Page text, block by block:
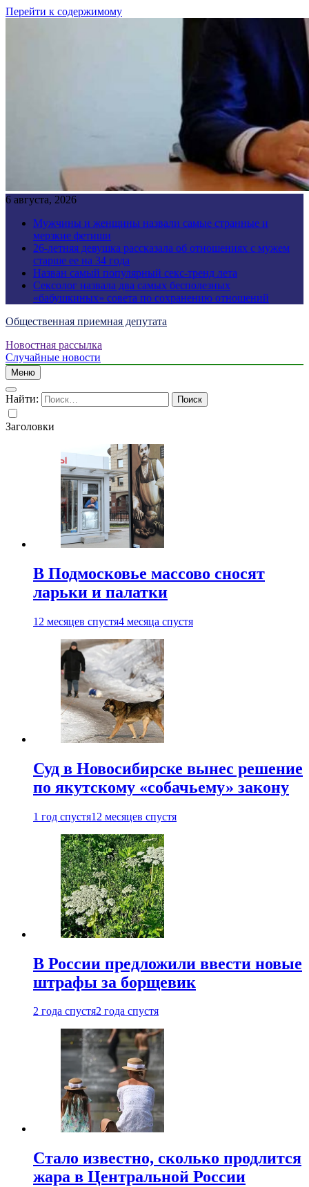
Перейти к содержимому
6 августа, 2026
Мужчины и женщины назвали самые странные и
мерзкие фетиши
26-летняя девушка рассказала об отношениях с мужем
старше ее на 34 года
Назван самый популярный секс-тренд лета
Сексолог назвала два самых бесполезных
«бабушкиных» совета по сохранению отношений
Общественная приемная депутата
Новостная рассылка
Случайные новости
Меню
Найти:
Заголовки
В Подмосковье массово сносят
ларьки и палатки
12 месяцев спустя4 месяца спустя
Суд в Новосибирске вынес решение
по якутскому «собачьему» закону
1 год спустя12 месяцев спустя
В России предложили ввести новые
штрафы за борщевик
2 года спустя2 года спустя
Стало известно, сколько продлится
жара в Центральной России